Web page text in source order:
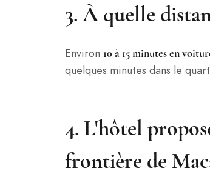
3. À quelle
Environ 10 à 15 minutes en
quelques minutes dans le
4. L'hôtel
frontière de